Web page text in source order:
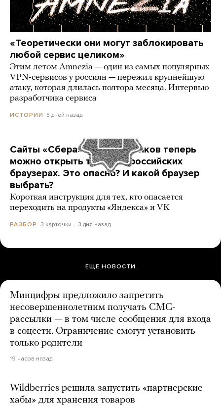
«Теоретически они могут заблокировать
любой сервис целиком»
Этим летом Amnezia — один из самых популярных
VPN-сервисов у россиян — пережил крупнейшую
атаку, которая длилась полтора месяца. Интервью
разработчика сервиса
ИСТОРИИ 5 дней назад
Сайты «Сбера» и других банков теперь
можно открыть только в российских
браузерах. Это опасно? И какой браузер
выбрать?
Короткая инструкция для тех, кто опасается
переходить на продукты «Яндекса» и VK
РАЗБОР 3 карточки 3 дня назад
ЕЩЕ НОВОСТИ
Минцифры предложило запретить
несовершеннолетним получать СМС-
рассылки — в том числе сообщения для входа
в соцсети. Ограничение смогут установить
только родители
19 часов назад
Wildberries решила запустить «партнерские
хабы» для хранения товаров